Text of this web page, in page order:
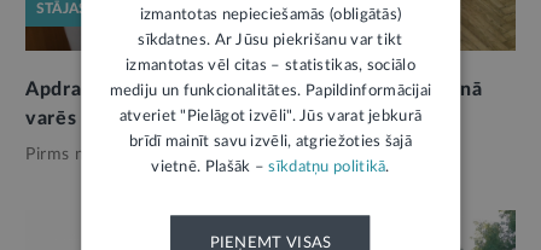
STĀJAS SPĒKĀ
Apdraudējuma gadījumā Saeimas vēlēšanu dienā
varēs lemt par balsošanas laika pagarināšanu
Pirms nedēļas,
izmantotas nepieciešamās (obligātās)
sīkdatnes. Ar Jūsu piekrišanu var tikt
izmantotas vēl citas – statistikas, sociālo
mediju un funkcionalitātes. Papildinformācijai
atveriet "Pielāgot izvēli". Jūs varat jebkurā
brīdī mainīt savu izvēli, atgriežoties šajā
vietnē. Plašāk –sīkdatņu politikā.
PIEŅEMT VISAS